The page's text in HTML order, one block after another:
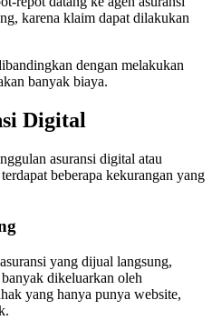
karena klaim dapat dilakukan
dengan melakukan
banyak biaya.
Digital
asuransi digital atau
beberapa kekurangan yang
yang dijual langsung,
dikeluarkan oleh
yang hanya punya website,